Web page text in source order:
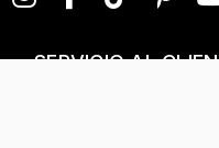
SERVICIO AL